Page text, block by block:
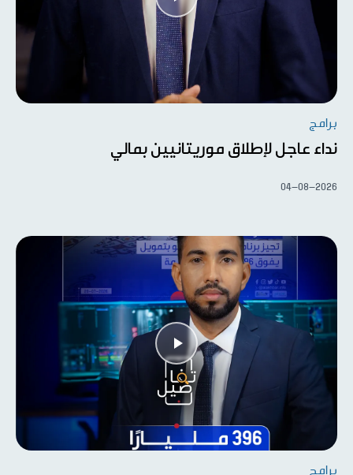
برامج
نداء عاجل لإطلاق موريتانيين بمالي
04-08-2026
برامج